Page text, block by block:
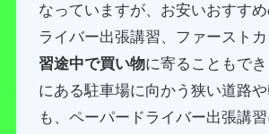
なっていますが、お安いおすす
ライバー出張講習、ファースト
習途中で買い物に寄ることもで
にある駐車場に向かう狭い道路
も、ペーパードライバー出張講